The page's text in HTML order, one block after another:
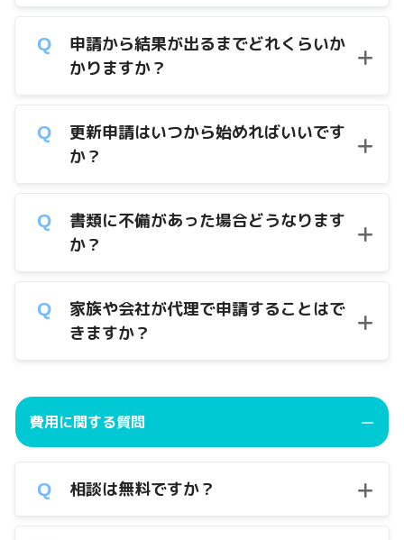
申請から結果が出るまでどれくらいか
かりますか？
更新申請はいつから始めればいいです
か？
書類に不備があった場合どうなります
か？
家族や会社が代理で申請することはで
きますか？
費用に関する質問
相談は無料ですか？